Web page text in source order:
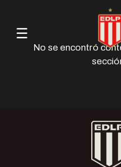
☰
No se encontró